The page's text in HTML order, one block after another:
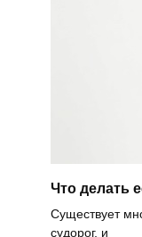
Что делать
Существует
судорог, и